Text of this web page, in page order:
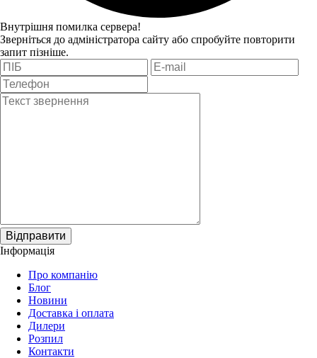
Внутрішня помилка сервера!
Зверніться до адміністратора сайту або спробуйте повторити
запит пізніше.
Відправити
Інформація
Про компанію
Блог
Новини
Доставка і оплата
Дилери
Розпил
Контакти